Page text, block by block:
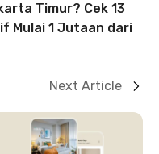
Timur? Cek 13
Mulai 1 Jutaan dari
Next Article